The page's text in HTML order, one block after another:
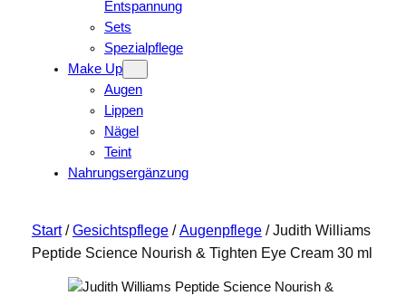
Entspannung
Sets
Spezialpflege
Make Up
Augen
Lippen
Nägel
Teint
Nahrungsergänzung
Start/Gesichtspflege/Augenpflege/ Judith Williams
Peptide Science Nourish & Tighten Eye Cream 30 ml